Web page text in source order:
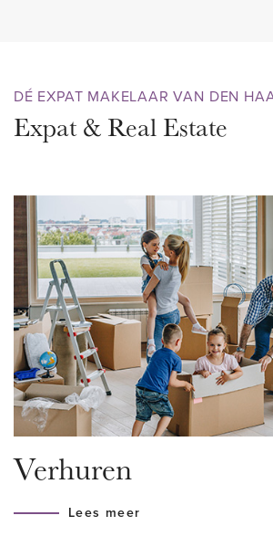
badkamer. Hier wil je wonen en genieten!
Houtstraat en om de hoek van het
van leuke cafés en restaurants kan
winkelstraat met alle populaire winkels
binnen 2 minuten wandelen te bereiken.
het bruisende centrum en hier hoef je je
centraal station is binnen 10 minuten
INDELING
Begane grond
video intercom. Ook bevindt zich hier
DÉ EXPAT MAKELAAR VAN DEN
Expat & Real Estate
Verhuren
Lees meer